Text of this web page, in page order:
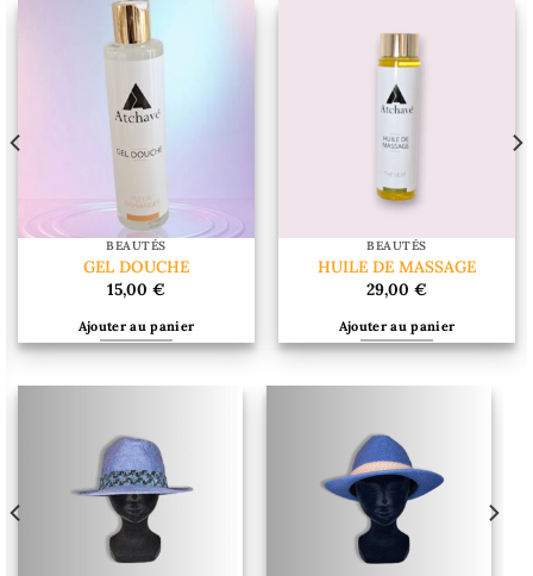
produit
a
plusieurs
variations.
Les
peuvent
choisies
sur
la
page
produit
BEAUTÉS
GEL DOUCHE
15,00 €
Ajouter au panier
BEAUTÉS
HUILE DE MASSAGE
29,00 €
Ajouter au panier